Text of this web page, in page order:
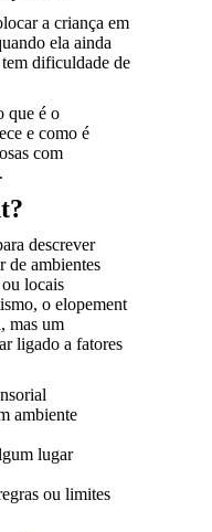
a criança em
ela ainda
dificuldade de
que é o
e como é
com
descrever
de ambientes
locais
o elopement
mas um
ligado a fatores
ambiente
lugar
ou limites